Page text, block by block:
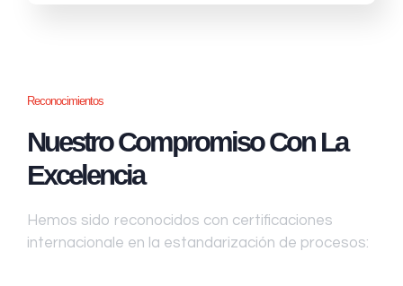
Reconocimientos
Nuestro Compromiso Con La
Excelencia
Hemos sido reconocidos con certificaciones
internacionale en la estandarización de procesos: